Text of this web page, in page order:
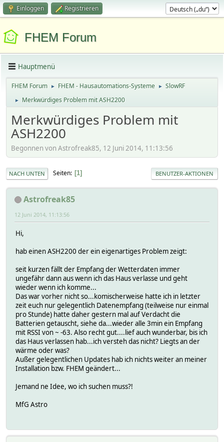
Einloggen Registrieren
FHEM Forum
Hauptmenü
FHEM Forum ► FHEM - Hausautomations-Systeme ► SlowRF
► Merkwürdiges Problem mit ASH2200
Merkwürdiges Problem mit
ASH2200
Begonnen von Astrofreak85, 12 Juni 2014, 11:13:56
NACH UNTEN Seiten 1 BENUTZER-AKTIONEN
Astrofreak85
12 Juni 2014, 11:13:56
Hi,
hab einen ASH2200 der ein eigenartiges Problem zeigt:
seit kurzen fällt der Empfang der Wetterdaten immer
ungefähr dann aus wenn ich das Haus verlasse und geht
wieder wenn ich komme...
Das war vorher nicht so...komischerweise hatte ich in letzter
zeit euch nur gelegentlich Datenempfang (teilweise nur einmal
pro Stunde) hatte daher gestern mal auf Verdacht die
Batterien getauscht, siehe da...wieder alle 3min ein Empfang
mit RSSI von ~ -63. Also recht gut....lief auch wunderbar, bis ich
das Haus verlassen hab...ich versteh das nicht? Liegts an der
wärme oder was?
Außer gelegentlichen Updates hab ich nichts weiter an meiner
Installation bzw. FHEM geändert...
Jemand ne Idee, wo ich suchen muss?!
MfG Astro